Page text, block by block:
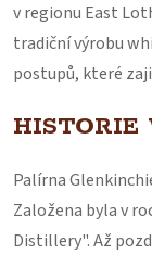
v regionu East
tradiční výrobu
postupů, které
HISTORIE
Palírna
Založena byla v
Distillery". Až